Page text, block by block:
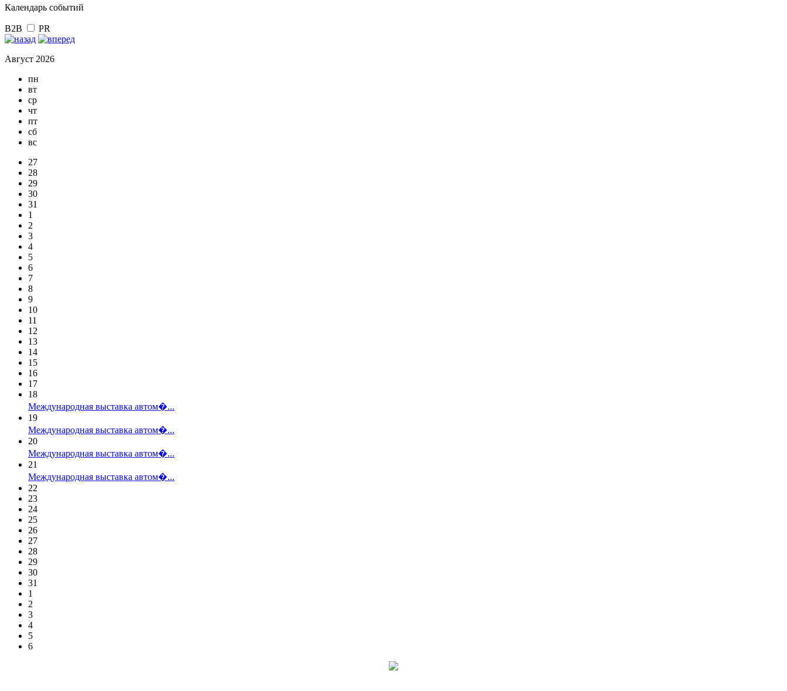
Календарь событий
B2B PR
Август 2026
пн
вт
ср
чт
пт
сб
вс
27
28
29
30
31
1
2
3
4
5
6
7
8
9
10
11
12
13
14
15
16
17
18
Международная выставка автом�...
19
Международная выставка автом�...
20
Международная выставка автом�...
21
Международная выставка автом�...
22
23
24
25
26
27
28
29
30
31
1
2
3
4
5
6